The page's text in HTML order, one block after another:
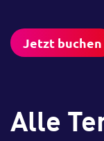
Jetzt buchen
Alle